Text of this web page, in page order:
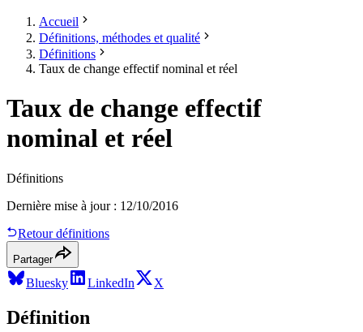
Accueil
Définitions, méthodes et qualité
Définitions
Taux de change effectif nominal et réel
Taux de change effectif
nominal et réel
Définitions
Dernière mise à jour: 12/10/2016
Retour définitions
Partager
Bluesky LinkedIn X
Définition